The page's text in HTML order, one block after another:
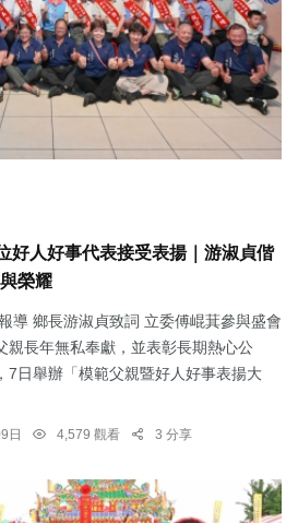
好人好事代表接受表揚｜游淑貞偕
榮耀
導 鄉長游淑貞致詞 立委傅崐萁參與盛會
親長年無私奉獻，並表彰長期熱心公
7日舉辦「模範父親暨好人好事表揚大
日 4,579 觀看 3 分享